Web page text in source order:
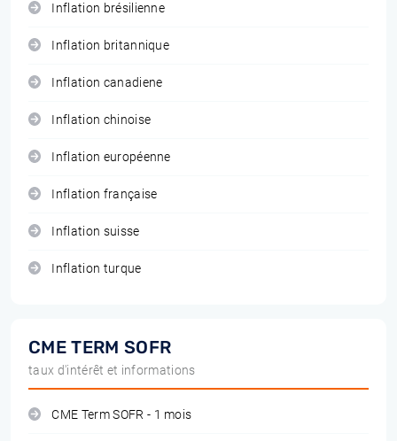
Inflation brésilienne
Inflation britannique
Inflation canadiene
Inflation chinoise
Inflation européenne
Inflation française
Inflation suisse
Inflation turque
CME TERM SOFR
taux d'intérêt et informations
CME Term SOFR - 1 mois